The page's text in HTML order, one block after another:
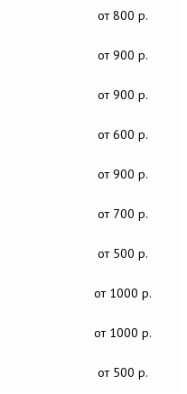
от 800 р.
от 900 р.
от 900 р.
от 600 р.
от 900 р.
от 700 р.
от 500 р.
от 1000 р.
от 1000 р.
от 500 р.